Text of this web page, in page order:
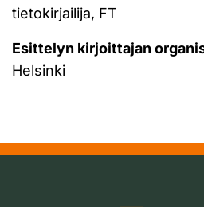
tietokirjailija, FT
Esittelyn kirjoittajan
Helsinki